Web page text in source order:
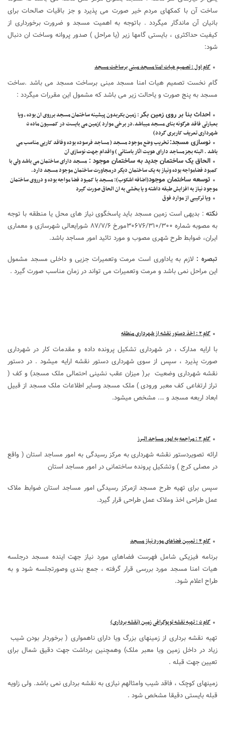
ساخت آن با کمکهای مردم خیر صورت می پذیرد و جز باقیات صالحات برای
بانیان آن ماندگار میگردد . باتوجه به اهمیت مسجد و ضرورت برخورداری از
کیفیت حداکثری ، بایستی گامها زیر (یا مراحل ) صدور پروانه وساخت ان دنبال
شود:
گام اول : تصمیم هیات امنا مسجد مبنی برساخت مسجد
گام نخست تصمیم هیات امنا مسجد مبنی برساخت مسجد می باشد .ساخت
مسجد به پنج صورت و یاحالت زیر می باشد که مشمول این مقررات میگردد :
احداث بنا بر روی زمین بکر: زمین بکربدون پیشینه ساختمان مسجد برروی ان بوده ، ویا
بعبارتی فاقد هرگونه بنای مسجد میباشد.در برخی موارد )زمین می بایست در کمسیون ماده ۵
شهرداری تعریف کاربری گردد)
نوسازی مسجد:تخریب وضع موجود مسجد ( مساجد فرسوده بوده وفاقد کاریی مناسب می
باشد . البته بجزمساجد دارای هویت اثار باستانی ) واقدام جهت نوسازی آن
الحاق یک ساختمان جدید به ساختمان موجود : مسجد دارای ساختمان می باشد ولی با
کمبود فضامواجه بوده ونیاز به یک ساختمان دیگر درمجاورت ساختمان موجود مسجد دارد.
توسعه ساختمان موجود(اضافه اشکوب): مسجد با کمبود فضا مواجه بوده و درروی ساختمان
موجود نیاز به افزایش طبقه داشته و یا بخشی به ان الحاق صورت گیرد
ویا ترکیبی از موارد فوق
نکته : بدیهی است زمین مسجد باید پاسخگوی نیاز های محل یا منطقه با توجه
به مصوبه شماره ۳۰۶۷۶/۳۱۰/۳۰۰مورخ ۸۷/۷/۶ شورایعالی شهرسازی و معماری
ایران، ضوابط طرح شهری مصوب و مورد تائید امور مساجد باشد.
تبصره : لازم به یاداوری است مرمت وتعمیرات جزیی و داخلی مسجد مشمول
این مراحل نمی باشد و مرمت وتعمیرات می تواند در زمان مناسب صورت گیرد .
گام ۲ : اخذ دستور نقشه از شهرداری منطقه
با ارایه مدارک ، در شهرداری تشکیل پرونده داده و مقدمات کار در شهرداری
صورت پذیرد ، سپس از سوی شهرداری دستور نقشه ارایه میشود . در دستور
نقشه شهرداری وضعیت بر( میزان عقب نشینی احتمالی ملک مسجد) و کف (
تراز ارتفاعی کف معبر ورودی ) ملک مسجد وسایر اطلاعات ملک مسجد از قبیل
ابعاد اربعه مسجد و …. مشخص میشود.
گام ۳ : مراجعه به امور مساجد البرز
ارائه تصویردستور نقشه شهرداری به مرکز رسيدگی به امور مساجد استان ( واقع
در مصلی کرج ) وتشکیل پرونده ساختمانی در امور مساجد استان
سپس برای تهيه طرح مسجد ازمرکز رسيدگی امور مساجد استان ضوابط ملاک
عمل طراحی اخذ وملاک عمل طراحی قرار گیرد.
گام ۴ : تعیین فضاهای مورد نیاز مسجد
برنامه فیزیکی شامل فهرست فضاهای مورد نیاز جهت اینده مسجد درجلسه
هیات امنا مسجد مورد بررسی قرار گرفته ، جمع بندی وصورتجلسه شود و به
طراح اعلام شود.
گام ۵ : تهیه نقشه توپوگرافی زمین (نقشه برداری)
تهیه نقشه برداری از زمینهای بزرگ ویا دارای ناهمواری ( برخوردار بودن شیب
زیاد در داخل زمین ویا معبر ملک) وهمچنین برداشت جهت دقیق شمال برای
تعیین جهت قبله .
زمینهای کوچک ، فاقد شیب وامثالهم نیازی به نقشه برداری نمی باشد. ولی زاویه
قبله بایستی دقیقا مشخص شود .